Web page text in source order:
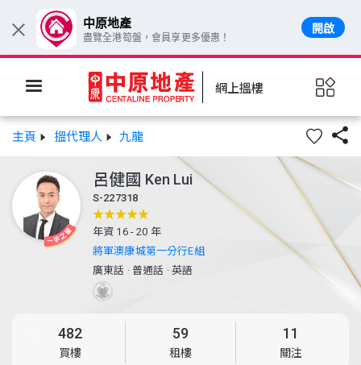
網上搵樓
主頁 搵代理人 九龍 
呂健國 Ken Lui
S-227318
年資 16 - 20 年
將軍澳康城第一分行E組
廣東話 ·普通話 ·英語
482
買樓
59
租樓
11
關注
× 中原地產
盡覽全港筍盤，會員享更多優惠！
開啟